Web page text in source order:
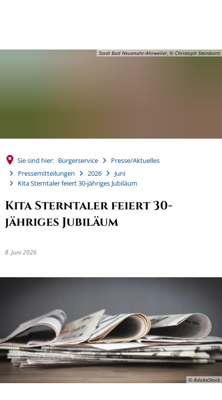
Stadt Bad Neuenahr-Ahrweiler, © Christoph Steinborn
Sie sind hier: Bürgerservice
Presse/Aktuelles
Pressemitteilungen
2026
Juni
Kita Sterntaler feiert 30-jähriges Jubiläum
Kita Sterntaler feiert 30-
jähriges Jubiläum
8. Juni 2026
© AdobeStock